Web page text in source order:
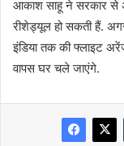
आकाश साहू ने सरकार से
रीशेड्यूल हो सकती हैं.
इंडिया तक की फ्लाइट
वापस घर चले जाएंगे.